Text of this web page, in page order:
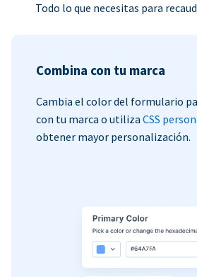
Todo lo que necesitas para
Combina con tu marca
Cambia el color del formulario
con tu marca o utiliza CSS
obtener mayor personalización.